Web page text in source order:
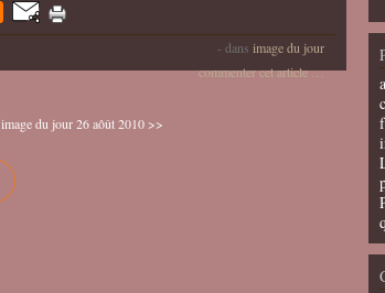
- dans image du jour
commenter cet article…
image du jour 26 aôût 2010 >>